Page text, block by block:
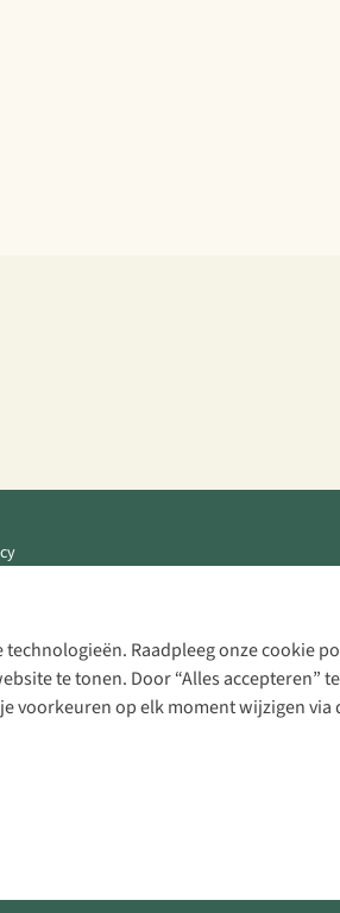
Raadpleeg onze cookie
te tonen. Door “Alles accepteren”
voorkeuren op elk moment wijzigen